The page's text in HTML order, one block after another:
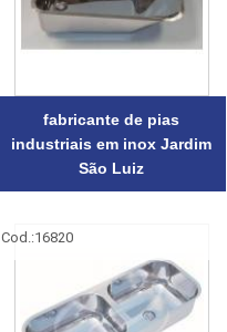
fabricante de pias
industriais em inox Jardim
São Luiz
Cod.:16820